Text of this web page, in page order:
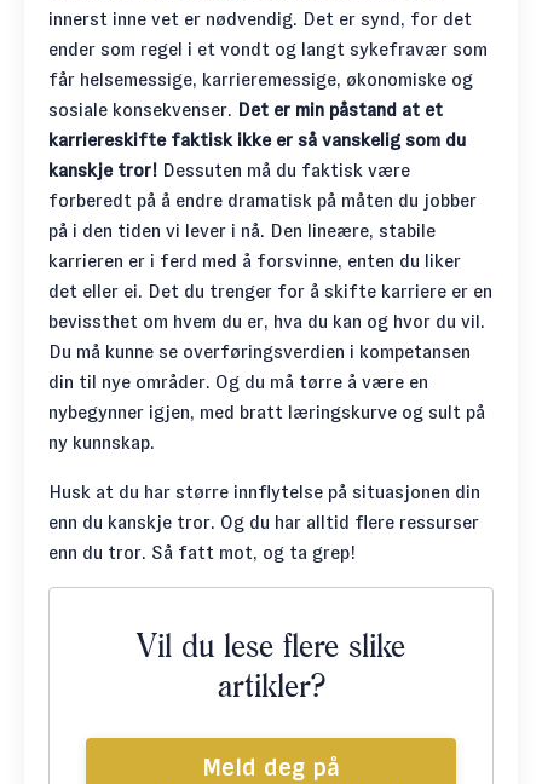
innerst inne vet er nødvendig. Det er synd, for det
ender som regel i et vondt og langt sykefravær som
får helsemessige, karrieremessige, økonomiske og
sosiale konsekvenser. Det er min påstand at et
karriereskifte faktisk ikke er så vanskelig som du
kanskje tror! Dessuten må du faktisk være
forberedt på å endre dramatisk på måten du jobber
på i den tiden vi lever i nå. Den lineære, stabile
karrieren er i ferd med å forsvinne, enten du liker
det eller ei. Det du trenger for å skifte karriere er en
bevissthet om hvem du er, hva du kan og hvor du vil.
Du må kunne se overføringsverdien i kompetansen
din til nye områder. Og du må tørre å være en
nybegynner igjen, med bratt læringskurve og sult på
ny kunnskap.
Husk at du har større innflytelse på situasjonen din
enn du kanskje tror. Og du har alltid flere ressurser
enn du tror. Så fatt mot, og ta grep!
Vil du lese flere slike
artikler?
Meld deg på